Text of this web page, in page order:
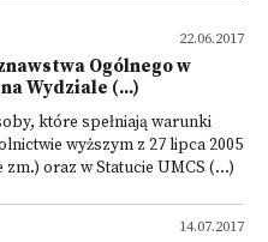
22.06.2017
Ogólnego w
Wydziale (...)
które spełniają warunki
wyższym z 27 lipca 2005
zm.) oraz w Statucie UMCS (...)
14.07.2017